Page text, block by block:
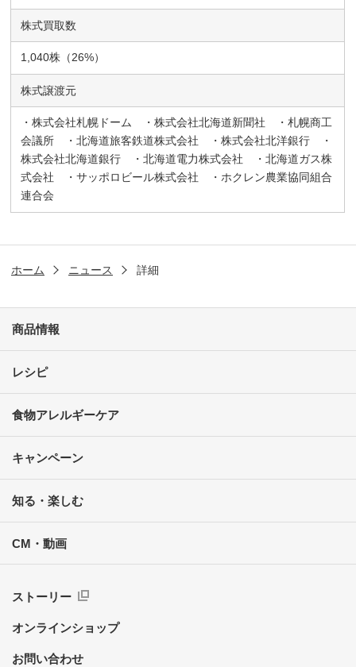
株式買取数
1,040株（26%）
株式譲渡元
・株式会社札幌ドーム ・株式会社北海道新聞社 ・札幌商工
会議所 ・北海道旅客鉄道株式会社 ・株式会社北洋銀行 ・
株式会社北海道銀行 ・北海道電力株式会社 ・北海道ガス株
式会社 ・サッポロビール株式会社 ・ホクレン農業協同組合
連合会
ホーム ニュース 詳細
商品情報
レシピ
食物アレルギーケア
キャンペーン
知る・楽しむ
CM・動画
ストーリー
オンラインショップ
お問い合わせ